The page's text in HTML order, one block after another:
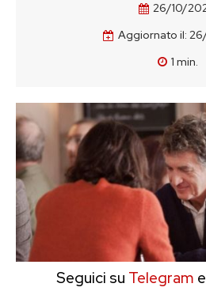
26/10/
Aggiornato il:
1 min.
Seguici su Telegram